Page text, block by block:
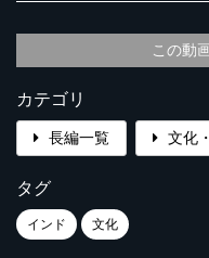
この動
カテゴリ
長編一覧 文化
タグ
インド 文化